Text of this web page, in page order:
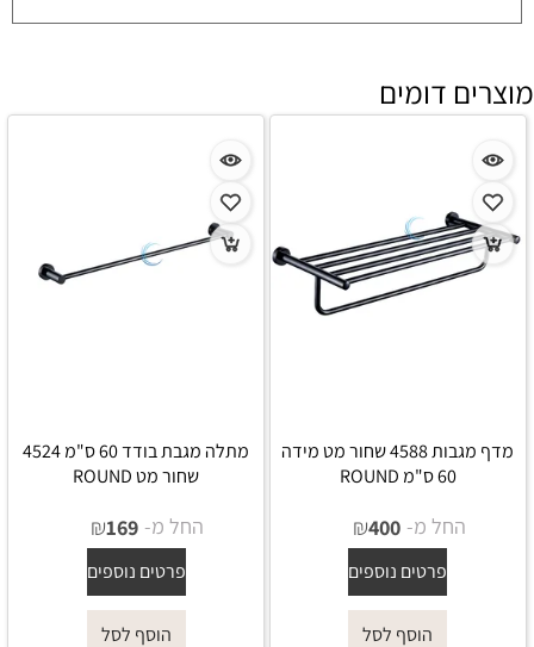
מוצרים דומים
מדף מגבות 4588 שחור מט מידה
60 ס"מ ROUND
החל מ- ₪400
פרטים נוספים
הוסף לסל
מתלה מגבת בודד 60 ס"מ 4524
שחור מט ROUND
החל מ- ₪169
פרטים נוספים
הוסף לסל